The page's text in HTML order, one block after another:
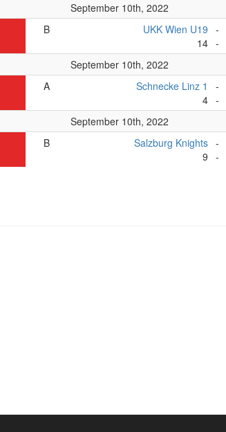
September 10th, 2022
B
UKK Wien U19
14
-
-
September 10th, 2022
A
Schnecke Linz 1
4
-
-
September 10th, 2022
B
Salzburg Knights
9
-
-